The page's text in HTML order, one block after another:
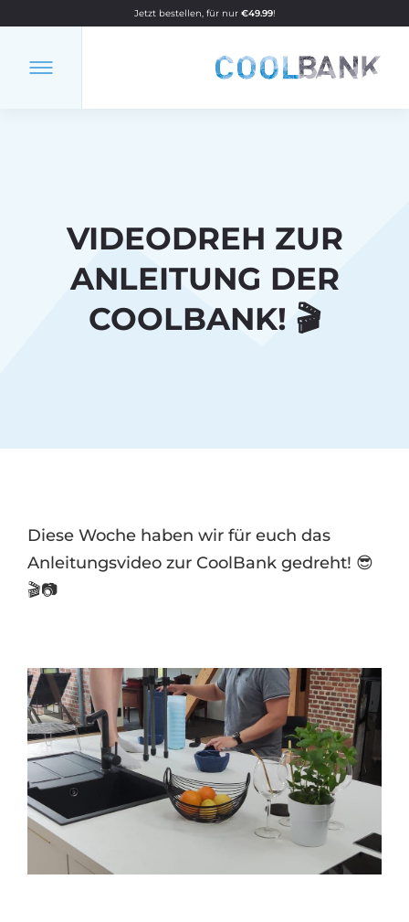
Jetzt bestellen, für nur €49.99!
VIDEODREH ZUR
ANLEITUNG DER
COOLBANK! 🎬
Diese Woche haben wir für euch das
Anleitungsvideo zur CoolBank gedreht! 😎
🎬📷